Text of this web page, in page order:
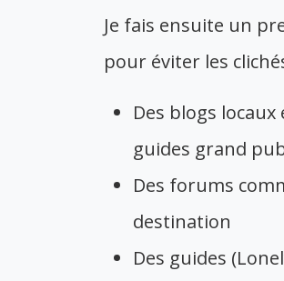
Je fais ensuite un
pour éviter les
Des blogs
guides grand
Des forums
destination
Des guides